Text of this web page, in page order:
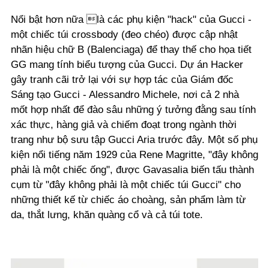
Nổi bật hơn nữa là các phụ kiện "hack" của Gucci -
một chiếc túi crossbody (đeo chéo) được cập nhật
nhãn hiệu chữ B (Balenciaga) để thay thế cho họa tiết
GG mang tính biểu tượng của Gucci. Dự án Hacker
gây tranh cãi trở lại với sự hợp tác của Giám đốc
Sáng tạo Gucci - Alessandro Michele, nơi cả 2 nhà
mốt hợp nhất để đào sâu những ý tưởng đằng sau tính
xác thực, hàng giả và chiếm đoạt trong ngành thời
trang như bộ sưu tập Gucci Aria trước đây. Một số phụ
kiện nổi tiếng năm 1929 của Rene Magritte, "đây không
phải là một chiếc ống", được Gavasalia biến tấu thành
cụm từ "đây không phải là một chiếc túi Gucci" cho
những thiết kế từ chiếc áo choàng, sản phẩm làm từ
da, thắt lưng, khăn quàng cổ và cả túi tote.